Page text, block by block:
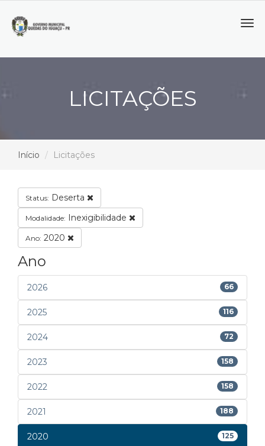
LICITAÇÕES
Início Licitações
Status: Deserta
Modalidade: Inexigibilidade
Ano: 2020
Ano
2026 66
2025 116
2024 72
2023 158
2022 158
2021 188
2020 125